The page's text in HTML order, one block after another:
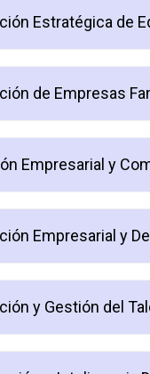
Estratégica de
de Empresas
Empresarial y
Empresarial y
y Gestión del